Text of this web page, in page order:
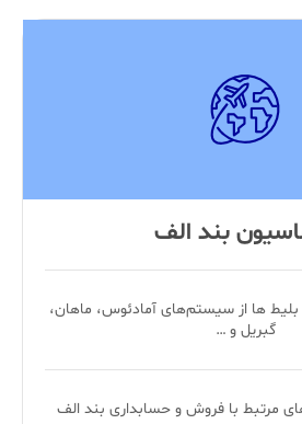
بند الف
بلیط ها از سیستم‌های آمادئوس، ماهان،
گبریل و …
مرتبط با فروش و حسابداری بند الف